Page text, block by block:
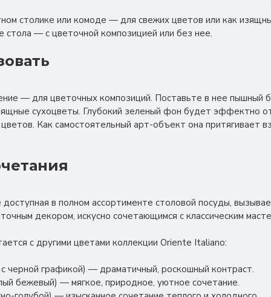
столике или комоде — для свежих цветов или как
стола — с цветочной композицией или без нее.
— для цветочных композиций. Поставьте в нее пышный
сухоцветы. Глубокий зеленый фон будет эффектно
Как самостоятельный арт-объект она притягивает
в полном ассортименте столовой посуды,
декором, искусно сочетающимся с классическим
с другими цветами коллекции Oriente Italiano:
черной графикой) — драматичный, роскошный контраст.
бежевый) — мягкое, природное, уютное сочетание.